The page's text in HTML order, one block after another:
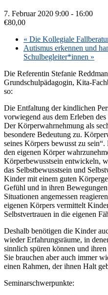
7. Februar 2020 9:00 - 16:00
€80,00
« Die Kollegiale
Autismus erkennen und
Schulbegleiter*innen »
Die Referentin Stefanie
Grundschulpädagogin, Kita-
so:
Die Entfaltung der kindlichen
vorwiegend aus dem Erleben
Der Körperwahrnehmung als
besondere Bedeutung zu.
seines Körpers bewusst zu
den eigenen Körper
Körperbewusstsein entwickeln,
das Selbstbewusstsein und
Kinder mit einem guten
Gefühl und in ihren
Situationen angemessen
eigenen Körpers vermittelt
Selbstvertrauen in die eigenen
Deshalb benötigen die Kinder
wieder Erfahrungsräume, in
sinnlich spüren können und
Sie brauchen aber auch immer
einen Rahmen, der ihnen Halt
Seminarschwerpunkte: